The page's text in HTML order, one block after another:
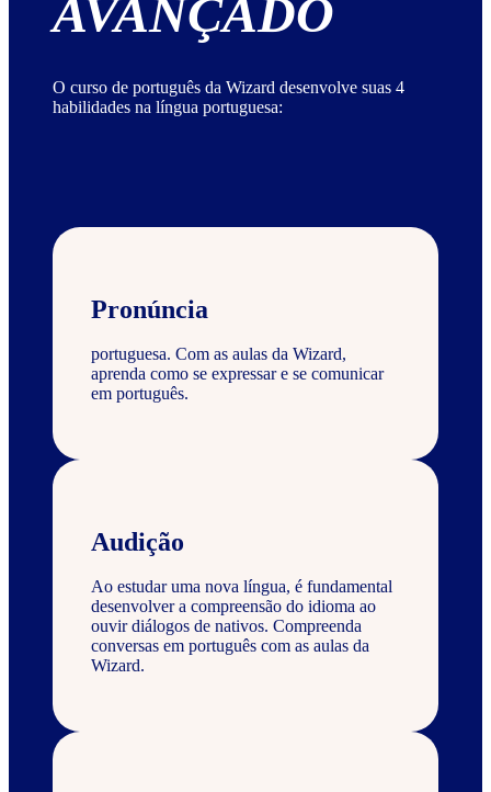
AVANÇADO
O curso de português da Wizard desenvolve suas 4
habilidades na língua portuguesa:
Pronúncia
portuguesa. Com as aulas da Wizard,
aprenda como se expressar e se comunicar
em português.
Audição
Ao estudar uma nova língua, é fundamental
desenvolver a compreensão do idioma ao
ouvir diálogos de nativos. Compreenda
conversas em português com as aulas da
Wizard.